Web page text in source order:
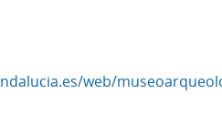
web/